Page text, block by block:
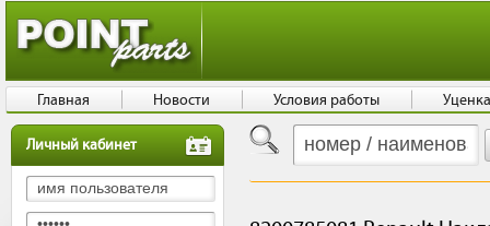
Личный кабинет
Главная Новости Условия работы